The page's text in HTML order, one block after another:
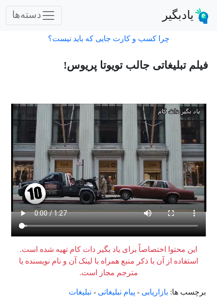
یادبگیر دسته‌ها
چرا کسب و کارت جایی که باید نیست؟
فیلم تبلیغاتی جالب تویوتا پریوس!
این محتوا اختصاصاً برای یاد بگیر دات کام تهیه شده است.
استفاده از آن با ذکر منبع همراه با لینک آن و نام نویسنده یا
مترجم مجاز است.
برچسب ها: بازاریابی - پیام تبلیغاتی - تبلیغات